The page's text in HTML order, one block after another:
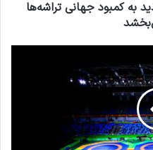
با تولید سادگی
به کمبود جهانی تراشه‌ها